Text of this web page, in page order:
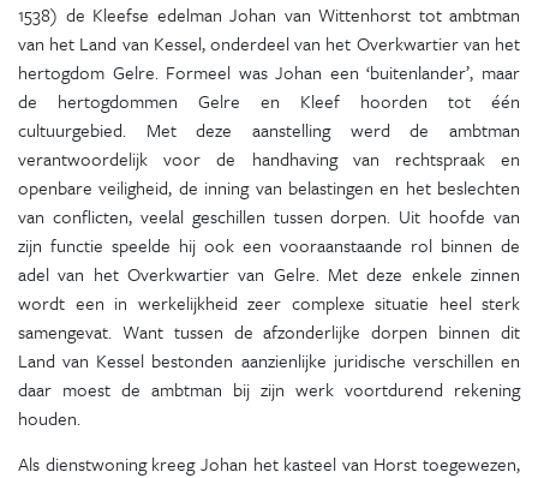
1538) de Kleefse edelman Johan van Wittenhorst tot ambtman
van het Land van Kessel, onderdeel van het Overkwartier van het
hertogdom Gelre. Formeel was Johan een ‘buitenlander’, maar
de hertogdommen Gelre en Kleef hoorden tot één
cultuurgebied. Met deze aanstelling werd de ambtman
verantwoordelijk voor de handhaving van rechtspraak en
openbare veiligheid, de inning van belastingen en het beslechten
van conflicten, veelal geschillen tussen dorpen. Uit hoofde van
zijn functie speelde hij ook een vooraanstaande rol binnen de
adel van het Overkwartier van Gelre. Met deze enkele zinnen
wordt een in werkelijkheid zeer complexe situatie heel sterk
samengevat. Want tussen de afzonderlijke dorpen binnen dit
Land van Kessel bestonden aanzienlijke juridische verschillen en
daar moest de ambtman bij zijn werk voortdurend rekening
houden.
Als dienstwoning kreeg Johan het kasteel van Horst toegewezen,